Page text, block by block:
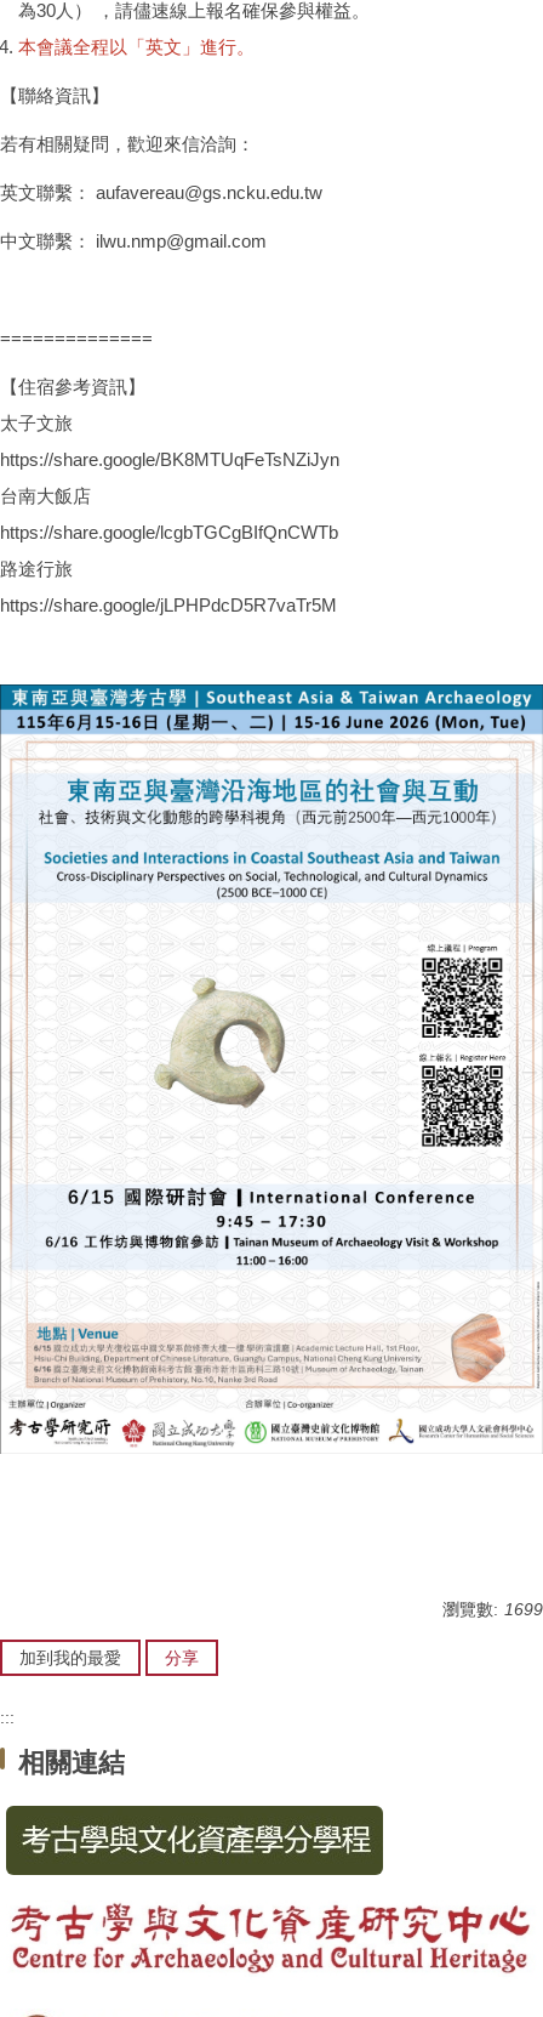
為30人） ，請儘速線上報名確保參與權益。
本會議全程以「英文」進行。
【聯絡資訊】
若有相關疑問，歡迎來信洽詢：
英文聯繫： aufavereau@gs.ncku.edu.tw
中文聯繫： ilwu.nmp@gmail.com
==============
【住宿參考資訊】
太子文旅
https://share.google/BK8MTUqFeTsNZiJyn
台南大飯店
https://share.google/lcgbTGCgBIfQnCWTb
路途行旅
https://share.google/jLPHPdcD5R7vaTr5M
瀏覽數: 1699
加到我的最愛 分享
:::
相關連結